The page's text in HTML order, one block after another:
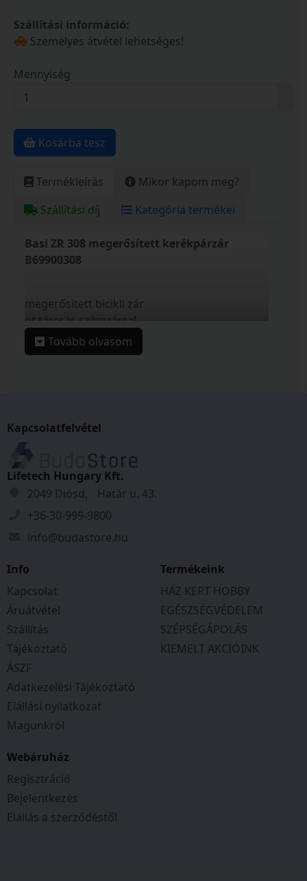
Szállítási információ:
Személyes átvétel lehetséges!
Mennyiség
Kosárba tesz
Termékleírás
Mikor kapom meg?
Szállítási díj
Kategória termékei
Basi ZR 308 megerősített kerékpárzár
B69900308
megerősített bicikli zár
öt tárcsás számzárral
100.000 kódvariáció
átkódolható számkombináció
Tulajdonságok
Zárszerkezet: Számzáras
Átmérő:
18mm
Hossz:
1000mm
Tovább olvasom
Kapcsolatfelvétel
Lifetech Hungary Kft.
2049 Diósd, Határ u. 43.
+36-30-999-9800
info@budastore.hu
Info
Kapcsolat
Áruátvétel
Szállítás
Tájékoztató
ÁSZF
Adatkezelési Tájékoztató
Elállási nyilatkozat
Magunkról
Termékeink
HÁZ KERT HOBBY
EGÉSZSÉGVÉDELEM
SZÉPSÉGÁPOLÁS
KIEMELT AKCIÓINK
Webáruház
Regisztráció
Bejelentkezés
Elállás a szerződéstől